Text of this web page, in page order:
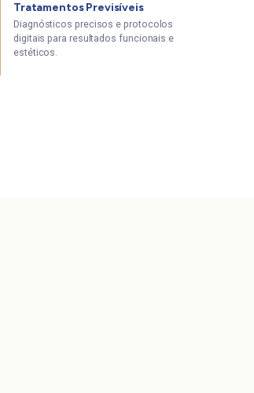
Tratamentos Previsíveis
Diagnósticos precisos e protocolos
digitais para resultados funcionais e
estéticos.